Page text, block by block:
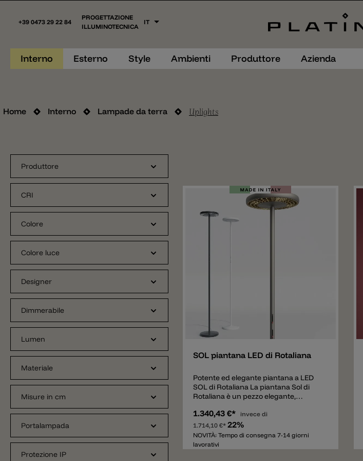
PROGETTAZIONE
ILLUMINOTECNICA
+39 0473 29 22 84 IT
Interno Esterno Style Ambienti Produttore Azienda
Home Interno Lampade da terra Uplights
Produttore
CRI
Colore
Colore luce
Designer
Dimmerabile
Lumen
Materiale
Misure in cm
Portalampada
Protezione IP
Aggiungere
SOL piantana LED di Rotaliana
Potente ed elegante piantana a LED
SOL di Rotaliana La piantana Sol di
Rotaliana è un pezzo elegante,
forme arrotondate, la lampada ha
un’altezza di 185cm e diffonde una
luce diretta verso l'alto e una luce
anabbagliante verso il basso. Sul lato
superiore della lampada da terra sono
1.340,43 €*
invece di
1.714,10 €* 22%
NOVITÀ: Tempo di consegna 7-14 giorni
lavorativi